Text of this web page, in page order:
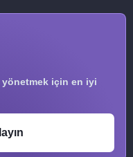
için en iyi